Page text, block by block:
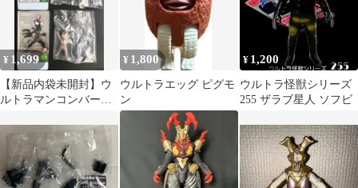
¥ 1,699
【新品内袋未開封】ウ
ルトラマンコンバージ
イド&テラノイド
¥ 1,800
ウルトラエッグ ピグモ
ン
¥ 1,200
ウルトラ怪獣シリーズ
255 ザラブ星人 ソフビ